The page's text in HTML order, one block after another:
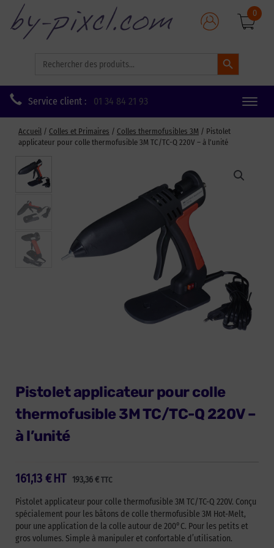
for:
Search Button
0
Service client : 01 34 84 21 93
Toggle
Accueil / Colles et Primaires / Colles thermofusibles 3M / Pistolet
applicateur pour colle thermofusible 3M TC/TC-Q 220V – à l’unité
Pistolet applicateur pour colle
thermofusible 3M TC/TC-Q 220V –
à l’unité
161,13 € 193,36€ TTC
HT
Pistolet applicateur pour colle thermofusible 3M TC/TC-Q 220V. Conçu
spécialement pour les bâtons de colle thermofusible 3M Hot-Melt,
pour une application de la colle autour de 200°C. Pour les petits et
gros volumes. Simple à manipuler et confortable d’utilisation.